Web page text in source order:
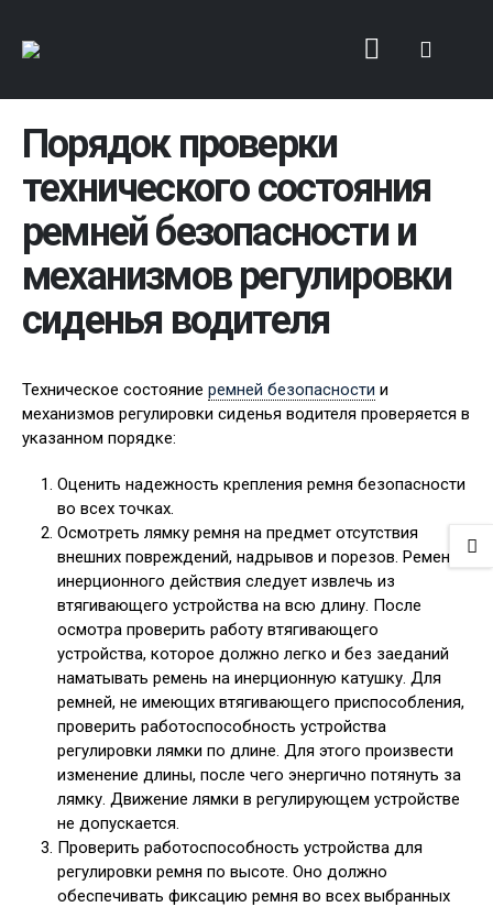
Порядок проверки
технического состояния
ремней безопасности и
механизмов регулировки
сиденья водителя
Техническое состояние ремней безопасности и
механизмов регулировки сиденья водителя проверяется в
указанном порядке:
Оценить надежность крепления ремня безопасности
во всех точках.
Осмотреть лямку ремня на предмет отсутствия
внешних повреждений, надрывов и порезов. Ремень
инерционного действия следует извлечь из
втягивающего устройства на всю длину. После
осмотра проверить работу втягивающего
устройства, которое должно легко и без заеданий
наматывать ремень на инерционную катушку. Для
ремней, не имеющих втягивающего приспособления,
проверить работоспособность устройства
регулировки лямки по длине. Для этого произвести
изменение длины, после чего энергично потянуть за
лямку. Движение лямки в регулирующем устройстве
не допускается.
Проверить работоспособность устройства для
регулировки ремня по высоте. Оно должно
обеспечивать фиксацию ремня во всех выбранных